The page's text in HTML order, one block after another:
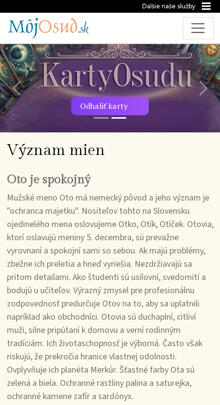
Ďalšie naše služby
Odhaliť karty
Predchádzajúca snímka
Význam mien
Oto je spokojný
Mužské meno Oto má nemecký pôvod a jeho význam je
"ochranca majetku". Nositeľov tohto na Slovensku
ojedinelého mena oslovujeme Otko, Otík, Otíček. Otovia,
ktorí oslavujú meniny 5. decembra, sú prevažne
vyrovnaní a spokojní sami so sebou. Ak majú problémy,
zbežne ich preletia a hneď vyriešia. Nezdržiavajú sa
pritom detailami. Ako študenti sú usilovní, svedomití a
bodujú u učiteľov. Výrazný zmysel pre profesionálnu
zodpovednosť predurčuje Otov na to, aby sa uplatnili
napríklad ako obchodníci. Otovia sú duchaplní, citliví
muži, silne pripútaní k domovu a verní rodinným
tradíciám. Ich životaschopnosť je výborná. Často však
riskujú, že prekročia hranice vlastnej odolnosti.
Ovplyvňuje ich planéta Merkúr. Šťastné farby Ota sú
zelená a biela. Ochranné rastliny palina a saturejka,
ochranné kamene zafír a sardónyx.